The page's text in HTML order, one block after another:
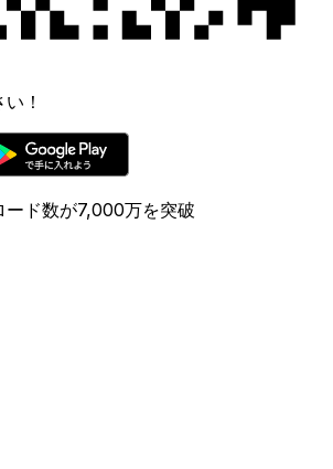
！
ード数が7,000万を突破